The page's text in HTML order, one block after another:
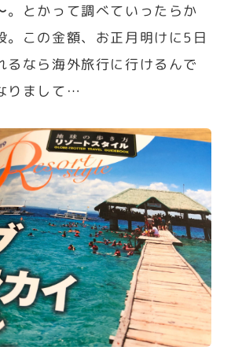
。とかって調べていったらか
。この金額、お正月明けに5日
るなら海外旅行に行けるんで
りまして…